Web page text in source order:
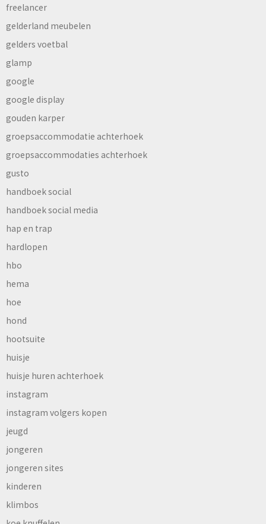
freelancer
gelderland meubelen
gelders voetbal
glamp
google
google display
gouden karper
groepsaccommodatie achterhoek
groepsaccommodaties achterhoek
gusto
handboek social
handboek social media
hap en trap
hardlopen
hbo
hema
hoe
hond
hootsuite
huisje
huisje huren achterhoek
instagram
instagram volgers kopen
jeugd
jongeren
jongeren sites
kinderen
klimbos